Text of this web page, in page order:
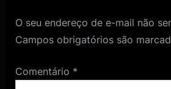
O seu endereço de e-mail não
Campos obrigatórios são
Comentário *